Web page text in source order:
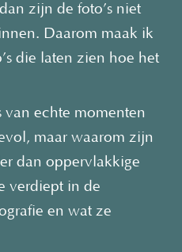
zijn de foto’s niet
Daarom maak ik
die laten zien hoe het
van echte momenten
maar waarom zijn
dan oppervlakkige
verdiept in de
en wat ze